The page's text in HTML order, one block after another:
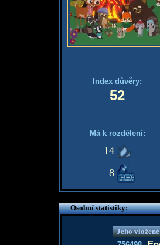
Index důvěry:
52
Má k rozdělení:
14
8
Osobní statistiky:
Jeho